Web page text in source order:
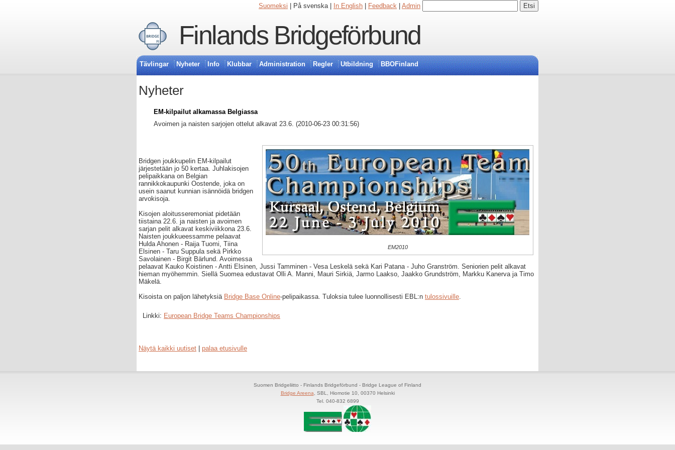
Suomeksi | På svenska | In English Feedback Admin
Finlands Bridgeförbund
Tävlingar Nyheter Info Klubbar Administration Regler Utbildning BBOFinland
Nyheter
EM-kilpailut alkamassa Belgiassa
Avoimen ja naisten sarjojen ottelut alkavat 23.6. (2010-06-23 00:31:56)
EM2010
Bridgen joukkupelin EM-kilpailut
järjestetään jo 50 kertaa. Juhlakisojen
pelipaikkana on Belgian
rannikkokaupunki Oostende, joka on
usein saanut kunnian isännöidä bridgen
arvokisoja.
Kisojen aloitusseremoniat pidetään
tiistaina 22.6. ja naisten ja avoimen
sarjan pelit alkavat keskiviikkona 23.6.
Naisten joukkueessamme pelaavat
Hulda Ahonen - Raija Tuomi, Tiina
Elsinen - Taru Suppula sekä Pirkko
Savolainen - Birgit Bärlund. Avoimessa
pelaavat Kauko Koistinen - Antti Elsinen, Jussi Tamminen - Vesa Leskelä sekä Kari Patana - Juho Granström. Seniorien pelit alkavat
hieman myöhemmin. Siellä Suomea edustavat Olli A. Manni, Mauri Sirkiä, Jarmo Laakso, Jaakko Grundström, Markku Kanerva ja Timo
Mäkelä.
Kisoista on paljon lähetyksiä Bridge Base Online-pelipaikassa. Tuloksia tulee luonnollisesti EBL:n tulossivuille
Linkki: European Bridge Teams Championships
Näytä kaikki uutiset palaa etusivulle
Suomen Bridgeliitto - Finlands Bridgeförbund - Bridge League of Finland
Bridge Areena , SBL, Hiomotie 10, 00370 Helsinki
Tel. 040-832 6899